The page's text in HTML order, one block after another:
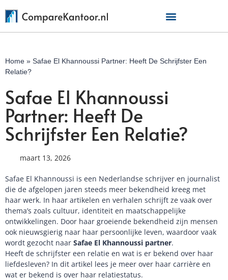
Home » Safae El Khannoussi Partner: Heeft De Schrijfster Een
Relatie?
Safae El Khannoussi
Partner: Heeft De
Schrijfster Een Relatie?
maart 13, 2026
Safae El Khannoussi is een Nederlandse schrijver en journalist
die de afgelopen jaren steeds meer bekendheid kreeg met
haar werk. In haar artikelen en verhalen schrijft ze vaak over
thema’s zoals cultuur, identiteit en maatschappelijke
ontwikkelingen. Door haar groeiende bekendheid zijn mensen
ook nieuwsgierig naar haar persoonlijke leven, waardoor vaak
wordt gezocht naar Safae El Khannoussi partner.
Heeft de schrijfster een relatie en wat is er bekend over haar
liefdesleven? In dit artikel lees je meer over haar carrière en
wat er bekend is over haar relatiestatus.